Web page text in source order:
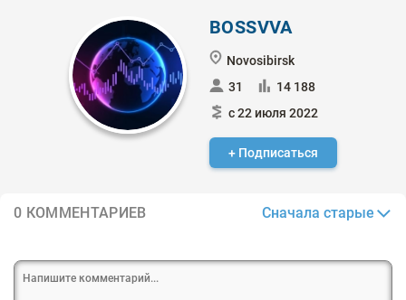
BOSSVVA
Novosibirsk
31
14 188
с 22 июля 2022
+ Подписаться
0 КОММЕНТАРИЕВ Сначала старые